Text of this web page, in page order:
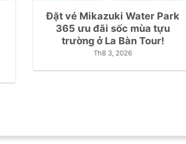
Đặt vé Mikazuki Water Park
365 ưu đãi sốc mùa tựu
trường ở La Bàn Tour!
Th8 3, 2026